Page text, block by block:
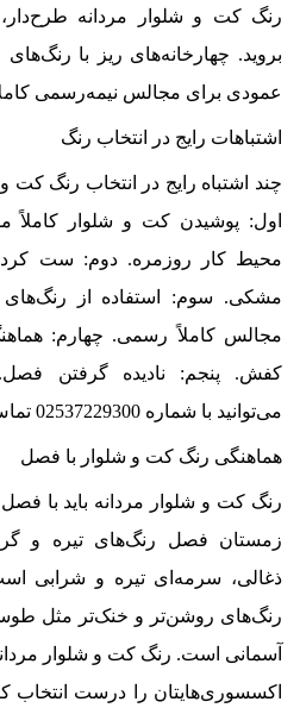
رنگ کت و شلوار مردانه
بروید. چهارخانه‌های ریز با رنگ‌های
عمودی برای مجالس نیمه‌رسمی
اشتباهات رایج در انتخاب رنگ
چند اشتباه رایج در انتخاب رنگ کت
اول: پوشیدن کت و شلوار کاملاً
محیط کار روزمره. دوم: ست
مشکی. سوم: استفاده از
مجالس کاملاً رسمی. چهارم:
کفش. پنجم: نادیده گرفتن فصل.
می‌توانید با شماره 02537229300 تماس بگیرید.
هماهنگی رنگ کت و شلوار با فصل
رنگ کت و شلوار مردانه باید با
زمستان فصل رنگ‌های تیره و
ذغالی، سرمه‌ای تیره و شرابی
رنگ‌های روشن‌تر و خنک‌تر مثل
آسمانی است. رنگ کت و شلوار
اکسسوری‌هایتان را درست انتخاب